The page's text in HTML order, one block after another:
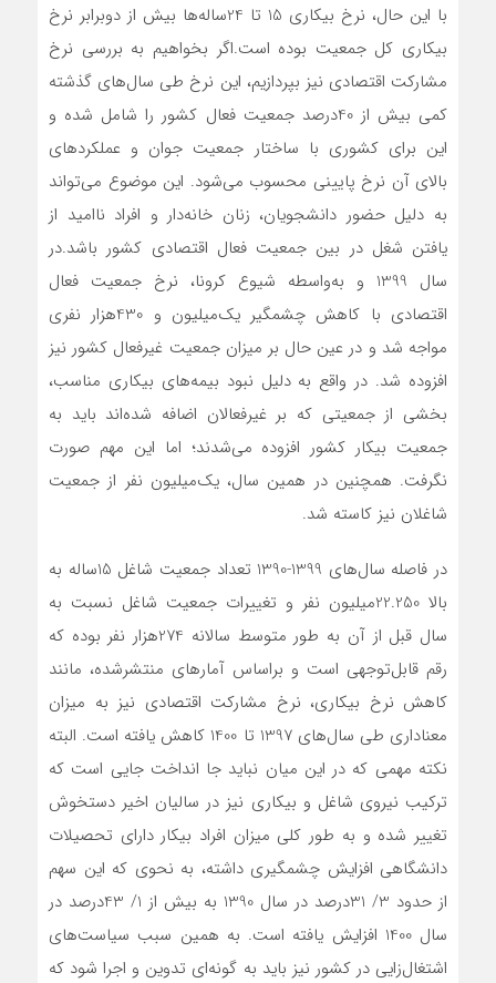
با این حال، نرخ بیکاری 15 تا 24ساله‌‌‌ها بیش از دوبرابر نرخ
بیکاری کل جمعیت بوده است.اگر بخواهیم به بررسی نرخ
مشارکت اقتصادی نیز بپردازیم، این نرخ طی سال‌های گذشته
کمی بیش از 40‌درصد جمعیت فعال کشور را شامل شده و
این برای کشوری با ساختار جمعیت جوان و عملکردهای
بالای آن نرخ پایینی محسوب می‌شود. این موضوع می‌تواند
به دلیل حضور دانشجویان، زنان خانه‌دار و افراد ناامید از
یافتن شغل در بین جمعیت فعال اقتصادی کشور باشد.در
سال 1399 و به‌واسطه شیوع کرونا، نرخ جمعیت فعال
اقتصادی با کاهش چشمگیر یک‌میلیون و 430‌هزار نفری
مواجه شد و در عین حال بر میزان جمعیت غیرفعال کشور نیز
افزوده شد. در واقع به دلیل نبود بیمه‌‌‌های بیکاری مناسب،
بخشی از جمعیتی که بر غیرفعالان اضافه شده‌‌‌اند باید به
جمعیت بیکار کشور افزوده می‌‌‌شدند؛ اما این مهم صورت
نگرفت. همچنین در همین سال، یک‌میلیون نفر از جمعیت
شاغلان نیز کاسته شد.
در فاصله سال‌های 1399-1390 تعداد جمعیت شاغل 15ساله به
بالا 22.250میلیون نفر و تغییرات جمعیت شاغل نسبت به
سال قبل از آن به طور متوسط سالانه 274‌هزار نفر بوده که
رقم قابل‌توجهی است و براساس آمارهای منتشرشده، مانند
کاهش نرخ بیکاری، نرخ مشارکت اقتصادی نیز به میزان
معناداری طی سال‌های 1397 تا 1400 کاهش یافته است. البته
نکته مهمی که در این میان نباید جا انداخت جایی است که
ترکیب نیروی شاغل و بیکاری نیز در سالیان اخیر دستخوش
تغییر شده و به طور کلی میزان افراد بیکار دارای تحصیلات
دانشگاهی افزایش چشمگیری داشته، به نحوی که این سهم
از حدود 3/ 31‌درصد در سال 1390 به بیش از 1/ 43‌درصد در
سال 1400 افزایش یافته است. به همین سبب سیاست‌‌‌های
اشتغال‌زایی در کشور نیز باید به گونه‌ای تدوین و اجرا شود که